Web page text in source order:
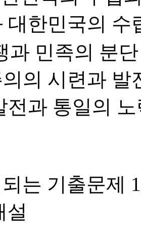
대한민국의 수
과 민족의 분단
의 시련과 발
전과 통일의
는 기출문제
설